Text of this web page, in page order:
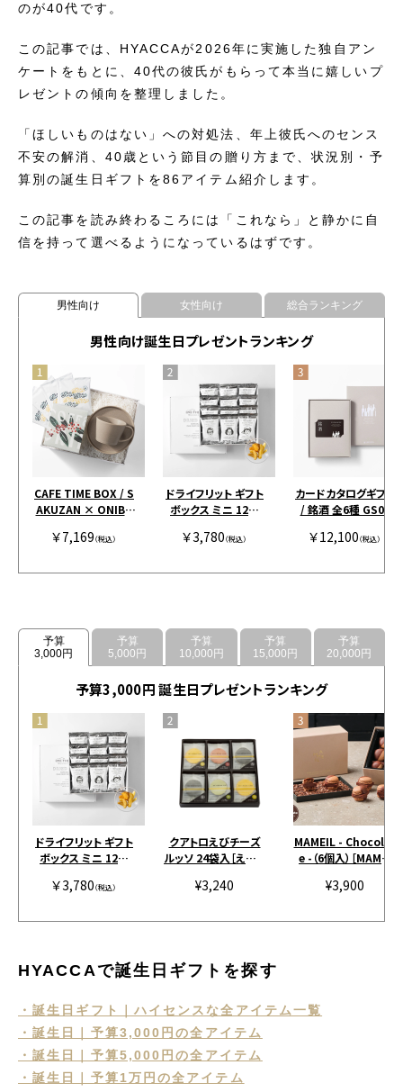
のが40代です。
この記事では、HYACCAが2026年に実施した独自アン
ケートをもとに、40代の彼氏がもらって本当に嬉しいプ
レゼントの傾向を整理しました。
「ほしいものはない」への対処法、年上彼氏へのセンス
不安の解消、40歳という節目の贈り方まで、状況別・予
算別の誕生日ギフトを86アイテム紹介します。
この記事を読み終わるころには「これなら」と静かに自
信を持って選べるようになっているはずです。
男性向け 女性向け 総合ランキング
男性向け誕生日プレゼントランキング
CAFE TIME BOX / S
AKUZAN × ONIBU
グレージュ
￥7,169（税込）
ドライフリット ギフト
ボックス ミニ 12個
￥3,780（税込）
カードカタログギフト
/ 銘酒 全6種 GS03
￥12,100（税込）
予算
3,000円
予算
5,000円
予算
10,000円
予算
15,000円
予算
20,000円
予算3,000円 誕生日プレゼントランキング
ドライフリット ギフト
ボックス ミニ 12個
￥3,780（税込）
クアトロえびチーズ
ルッソ 24袋入［えびと
AHIDE］
¥3,240
MAMEIL - Chocolat
e -（6個入）［MAMEI
¥3,900
HYACCAで誕生日ギフトを探す
・誕生日ギフト｜ハイセンスな全アイテム一覧
・誕生日｜予算3,000円の全アイテム
・誕生日｜予算5,000円の全アイテム
・誕生日｜予算1万円の全アイテム